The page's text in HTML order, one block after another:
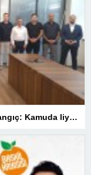
TÜRKAV Elazığ Şubesi’nden güçlü başlangıç: Kamuda liyakatin en gür sesi olacağız